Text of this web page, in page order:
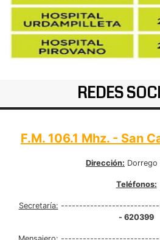
REDES
F.M. 106.1 Mhz. - San
Dirección: Dorrego
Teléfonos:
Secretaría:
- 620399